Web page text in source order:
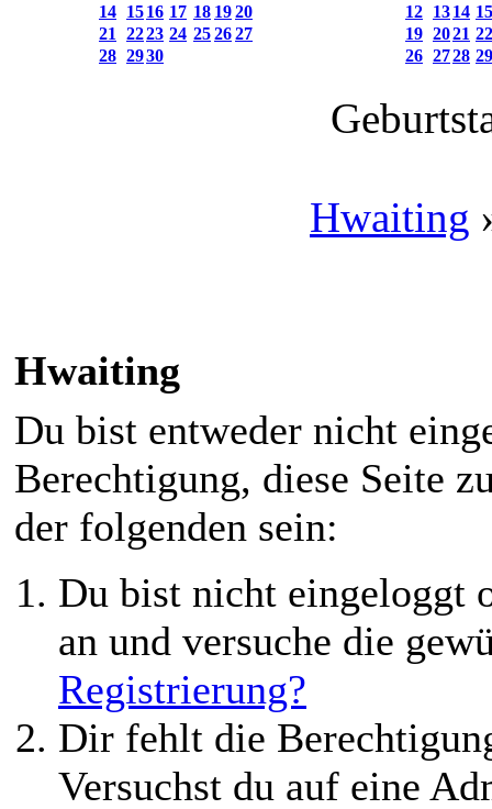
14 1516 17 18 1920
21
2223 24 252627
28 2930
12 1314 15
19 2021 22
26 2728 29
Hwaiting
Hwaiting
Du bist entweder nicht
Berechtigung, diese Seite
der folgenden sein:
Du bist nicht eingeloggt
an und versuche die
Registrierung?
Dir fehlt die
Versuchst du auf eine